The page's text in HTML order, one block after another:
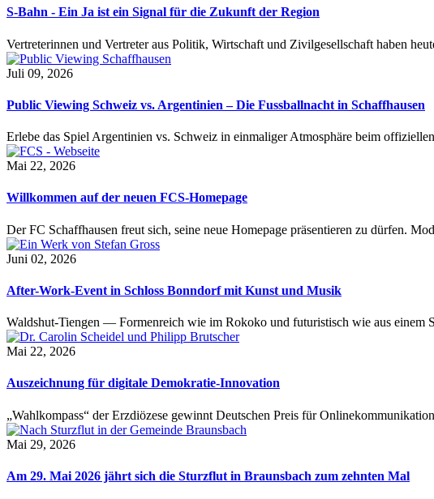
S-Bahn - Ein Ja ist ein Signal für die Zukunft der Region
Vertreterinnen und Vertreter aus Politik, Wirtschaft und Zivilgesellschaft haben
Juli 09, 2026
Public Viewing Schweiz vs. Argentinien – Die Fussballnacht in Schaffhausen
Erlebe das Spiel Argentinien vs. Schweiz in einmaliger Atmosphäre beim
Mai 22, 2026
Willkommen auf der neuen FCS-Homepage
Der FC Schaffhausen freut sich, seine neue Homepage präsentieren zu dürfen.
Juni 02, 2026
After-Work-Event in Schloss Bonndorf mit Kunst und Musik
Waldshut-Tiengen — Formenreich wie im Rokoko und futuristisch wie aus
Mai 22, 2026
Auszeichnung für digitale Demokratie-Innovation
„Wahlkompass“ der Erzdiözese gewinnt Deutschen Preis für
Mai 29, 2026
Am 29. Mai 2026 jährt sich die Sturzflut in Braunsbach zum zehnten Mal